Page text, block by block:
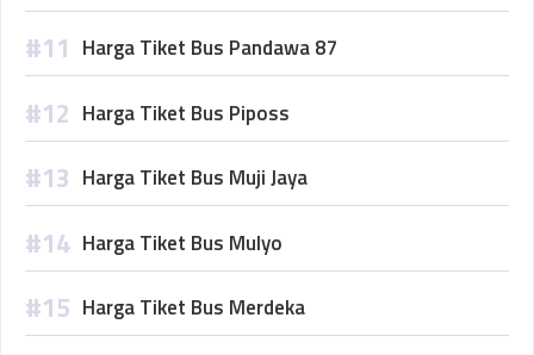
Harga Tiket Bus Pandawa 87
Harga Tiket Bus Piposs
Harga Tiket Bus Muji Jaya
Harga Tiket Bus Mulyo
Harga Tiket Bus Merdeka